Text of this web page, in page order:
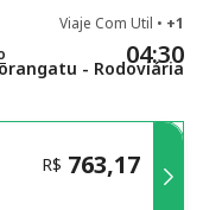
Viaje Com Util • +1
04:30
- Rodoviária
R$ 763,17